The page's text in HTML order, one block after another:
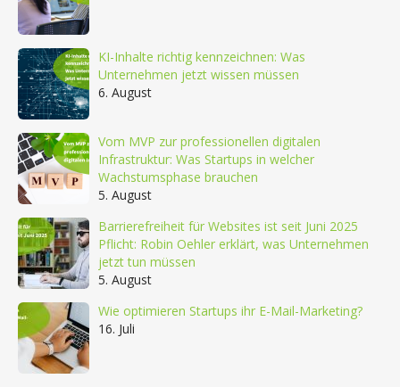
KI-Inhalte richtig kennzeichnen: Was
Unternehmen jetzt wissen müssen
6. August
Vom MVP zur professionellen digitalen
Infrastruktur: Was Startups in welcher
Wachstumsphase brauchen
5. August
Barrierefreiheit für Websites ist seit Juni 2025
Pflicht: Robin Oehler erklärt, was Unternehmen
jetzt tun müssen
5. August
Wie optimieren Startups ihr E-Mail-Marketing?
16. Juli